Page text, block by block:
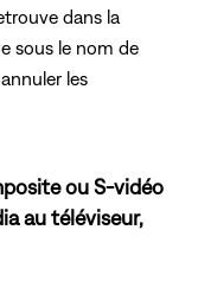
dans la
sous le nom de
les
ou S-vidéo
au téléviseur,